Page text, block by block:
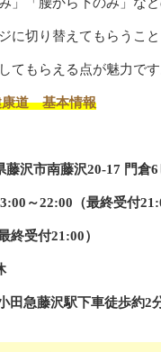
に切り替えてもらうこ
てもらえる点が魅力です
康道 基本情報
藤沢市南藤沢20-17 門倉
～22:00（最終受付
終受付21:00）
田急藤沢駅下車徒歩約2